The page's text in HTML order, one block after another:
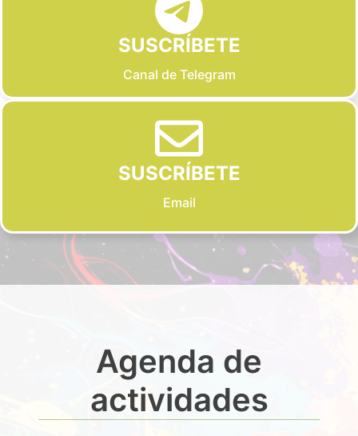
SUSCRÍBETE
Canal de Telegram
SUSCRÍBETE
Email
Agenda de
actividades